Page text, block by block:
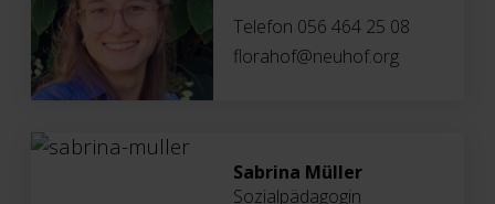
Telefon 056 464 25 08
florahof@neuhof.org
Sabrina Müller
Sozialpädagogin